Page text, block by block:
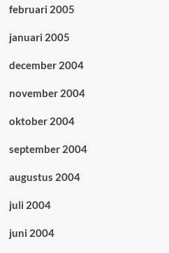
februari 2005
januari 2005
december 2004
november 2004
oktober 2004
september 2004
augustus 2004
juli 2004
juni 2004